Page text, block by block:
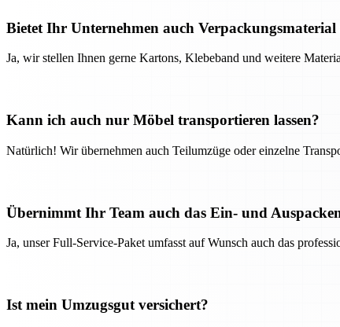
Bietet Ihr Unternehmen auch Verpackungsmaterial
Ja, wir stellen Ihnen gerne Kartons, Klebeband und weitere
Kann ich auch nur Möbel transportieren lassen?
Natürlich! Wir übernehmen auch Teilumzüge oder einzelne
Übernimmt Ihr Team auch das Ein- und
Ja, unser Full-Service-Paket umfasst auf Wunsch auch das
Ist mein Umzugsgut versichert?